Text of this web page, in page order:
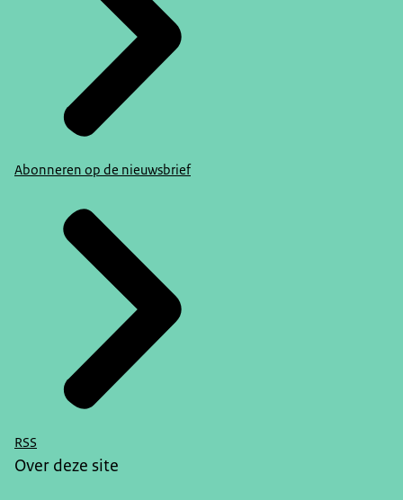
weinig vertrouwen hebben in de politiek?
Karen van Oudenhoven
Nou ja, op het moment dat je de grote
vraagstukken wilt aanpakken, heb je daar ook
inzet van mensen bij nodig. Als we straks spreken
over weerbaarheid, dan wil je ook dat mensen zelf
iets doen. Want de overheid kan niet overal zijn als
kan niet alles meer aan, dus wil een groter beroep
doen op de samenredzaamheid van mensen. Ja,
als je wilt dat mensen zich gaan inzetten voor
maatschappelijke doelen, dan is dat vertrouwen
van burgers in de politiek heel belangrijk. En wat
wij ook zien is dat we leven in een democratische
rechtsstaat. En dat is een belangrijke basis voor
een goede samenleving. En wat je ziet is dat met
dat lage vertrouwen ook het onderschrijven van
zeggen, doe maar krachtige leiders, want die
Abonneren op de nieuwsbrief
RSS
Over deze site